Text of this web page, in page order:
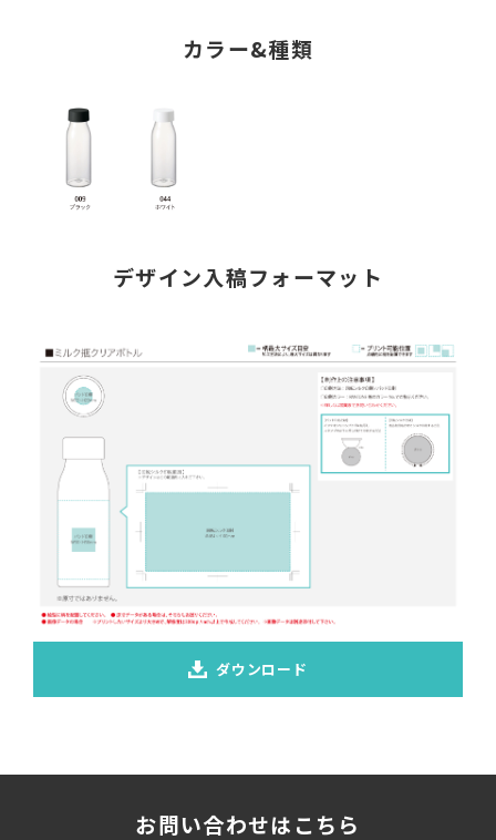
カラー&種類
デザイン入稿フォーマット
ダウンロード
お問い合わせはこちら